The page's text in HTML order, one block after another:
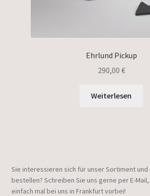
Ehrlund Pickup
290,00 €
Weiterlesen
Sie interessieren sich für unser Sortiment
bestellen? Schreiben Sie uns gerne per E-
einfach mal bei uns in Frankfurt vorbei!